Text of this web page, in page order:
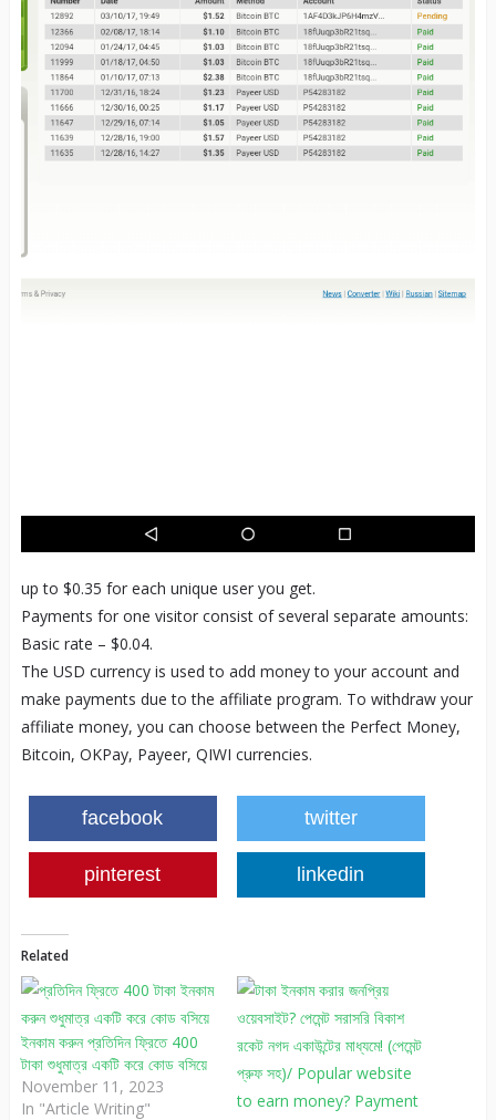
up to $0.35 for each unique user you get.
Payments for one visitor consist of several separate amounts:
Basic rate – $0.04.
The USD currency is used to add money to your account and
make payments due to the affiliate program. To withdraw your
affiliate money, you can choose between the Perfect Money,
Bitcoin, OKPay, Payeer, QIWI currencies.
facebook twitter
pinterest linkedin
Related
ইনকাম করুন প্রতিদিন ফ্রিতে 400
টাকা শুধুমাত্র একটি করে কোড বসিয়ে
November 11, 2023
In "Article Writing"